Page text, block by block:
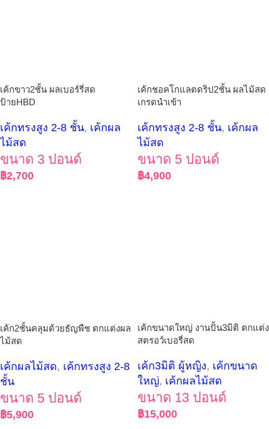
เค้กขาว2ชั้น ผลเบอร์รี่สด
ป้ายHBD
เค้กทรงสูง 2-8 ชั้น, เค้กผล
ไม้สด
ขนาด 3 ปอนด์
฿2,700
เค้กชอคโกแลตดริป2ชั้น ผลไม้สด
เกรดนำเข้า
เค้กทรงสูง 2-8 ชั้น, เค้กผล
ไม้สด
ขนาด 5 ปอนด์
฿4,900
เค้ก2ชั้นคลุมด้วยธัญพืช ตกแต่งผล
ไม้สด
เค้กผลไม้สด, เค้กทรงสูง 2-8
ชั้น
ขนาด 5 ปอนด์
฿5,900
เค้กขนาดใหญ่ งานปั้น3มิติ ตกแต่ง
สตรอว์เบอรี่สด
เค้ก3มิติ ผู้หญิง, เค้กขนาด
ใหญ่, เค้กผลไม้สด
ขนาด 13 ปอนด์
฿15,000